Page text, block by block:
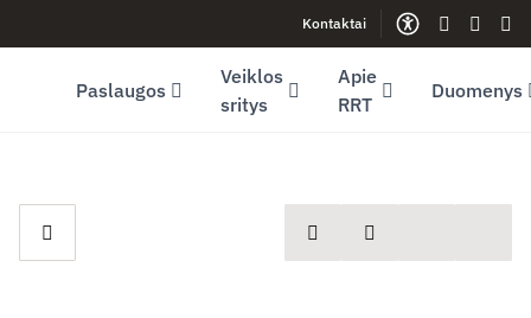
Youtube (opens in new window)Kontaktai
Gestų
Paslaugos
Veiklos
sritys
Apie
RRT
Duomenys
spausdintiDalintis